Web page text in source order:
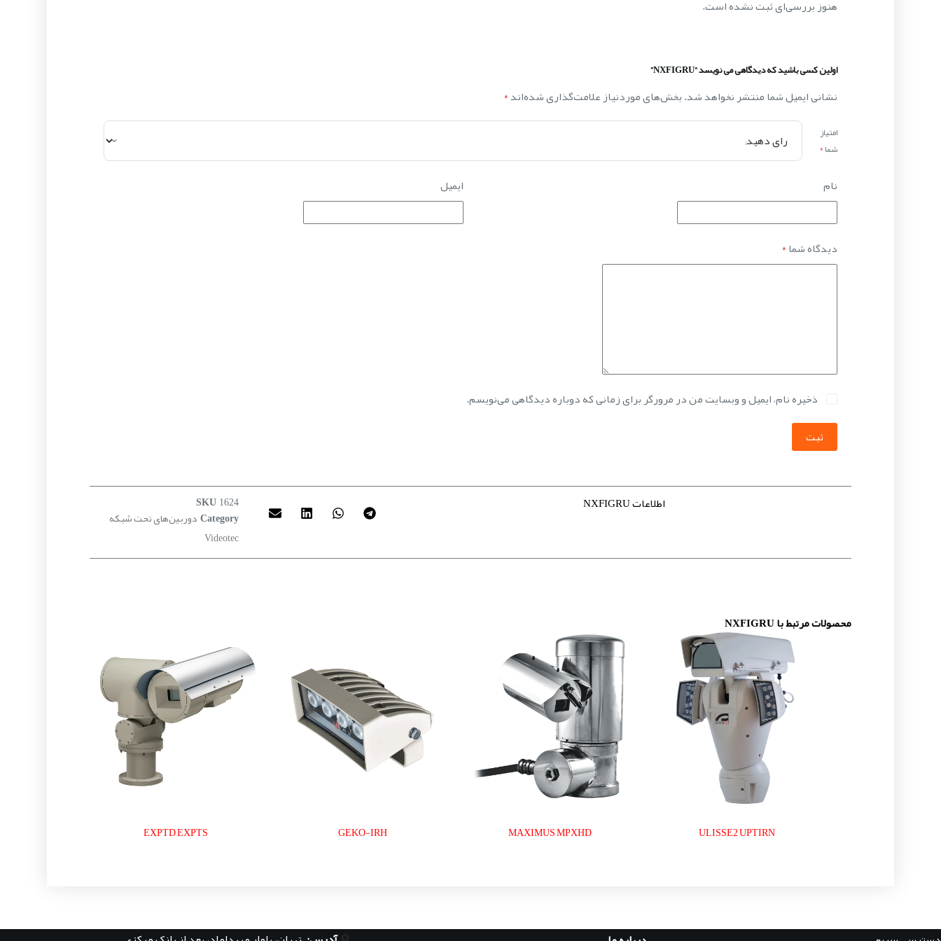
هنوز بررسی‌ای ثبت نشده است.
اولین کسی باشید که دیدگاهی می نویسد “NXFIGRU”
نشانی ایمیل شما منتشر نخواهد شد.بخش‌های موردنیاز علامت‌گذاری شده‌اند*
امتیاز
شما*
نام ایمیل
دیدگاه شما*
ذخیره نام، ایمیل و وبسایت من در مرورگر برای زمانی که دوباره دیدگاهی می‌نویسم.
ثبت
اطلاعات NXFIGRU SKU 1624
Category دوربین‌های تحت شبکه
Videotec
محصولات مرتبط با NXFIGRU
ULISSE2 UPTIRN
MAXIMUS MPXHD
GEKO-IRH
EXPTD EXPTS